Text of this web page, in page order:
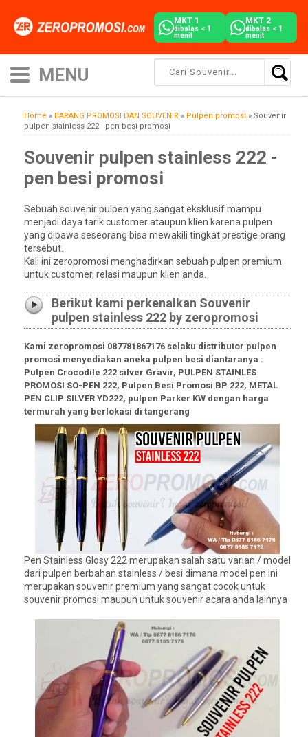
MKT 1
dibalas < 1
menit
MKT 2
dibalas < 1
menit
Home » BARANG PROMOSI DAN SOUVENIR » Pulpen promosi » Souvenir
pulpen stainless 222 - pen besi promosi
Souvenir pulpen stainless 222 -
pen besi promosi
Sebuah souvenir pulpen yang sangat eksklusif mampu
menjadi daya tarik customer ataupun klien karena pulpen
yang dibawa seseorang bisa mewakili tingkat prestige orang
tersebut.
Kali ini zeropromosi menghadirkan sebuah pulpen premium
untuk customer, relasi maupun klien anda.
Berikut kami perkenalkan Souvenir
pulpen stainless 222 by zeropromosi
Kami zeropromosi 087781867176 selaku distributor pulpen
promosi menyediakan aneka pulpen besi diantaranya :
Pulpen Crocodile 222 silver Gravir, PULPEN STAINLES
PROMOSI SO-PEN 222, Pulpen Besi Promosi BP 222, METAL
PEN CLIP SILVER YD222, pulpen Parker KW dengan harga
termurah yang berlokasi di tangerang
Pen Stainless Glosy 222 merupakan salah satu varian / model
dari pulpen berbahan stainless / besi dimana model pen ini
merupakan souvenir premium yang sangat cocok untuk
souvenir promosi maupun untuk souvenir acara anda lainnya